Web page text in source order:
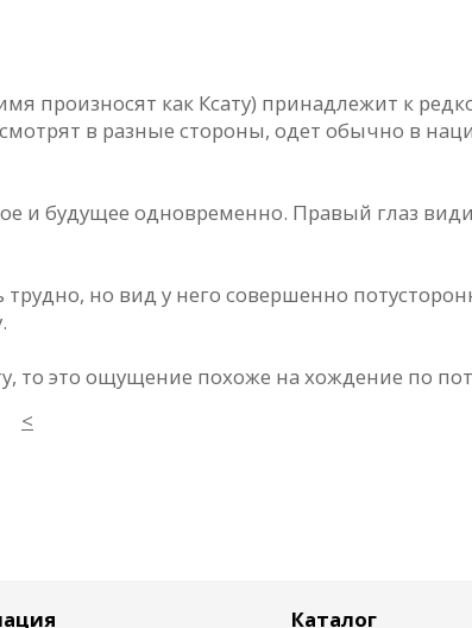
произносят как Ксату) принадлежит к
в разные стороны, одет обычно в
и будущее одновременно. Правый глаз
трудно, но вид у него совершенно
то это ощущение похоже на хождение по
<
Каталог